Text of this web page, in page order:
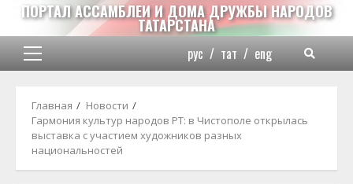
Перейти
содержимому
ПОРТАЛ АССАМБЛЕИ И ДОМА ДРУЖБЫ НАРОДОВ
ТАТАРСТАНА
Основное
рус / тат / eng
Главная
Новости
Гармония культур народов РТ: в Чистополе открылась
выставка с участием художников разных
национальностей